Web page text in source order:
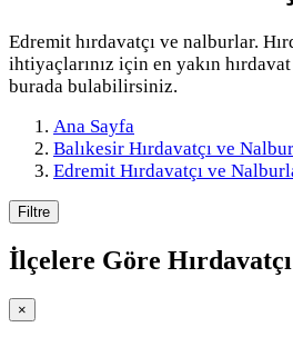
Edremit hırdavatçı ve nalburlar.
ihtiyaçlarınız için en yakın
burada bulabilirsiniz.
Ana Sayfa
Balıkesir Hırdavatçı ve
Edremit Hırdavatçı ve
Filtre
İlçelere Göre
×